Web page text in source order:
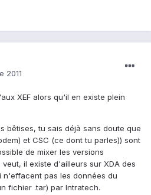
2011
XEF alors qu'il en existe plein
bêtises, tu sais déjà sans doute que
et CSC (ce dont tu parles)) sont
de mixer les versions
veut, il existe d'ailleurs sur XDA des
n'effacent pas les données du
fichier .tar) par Intratech.